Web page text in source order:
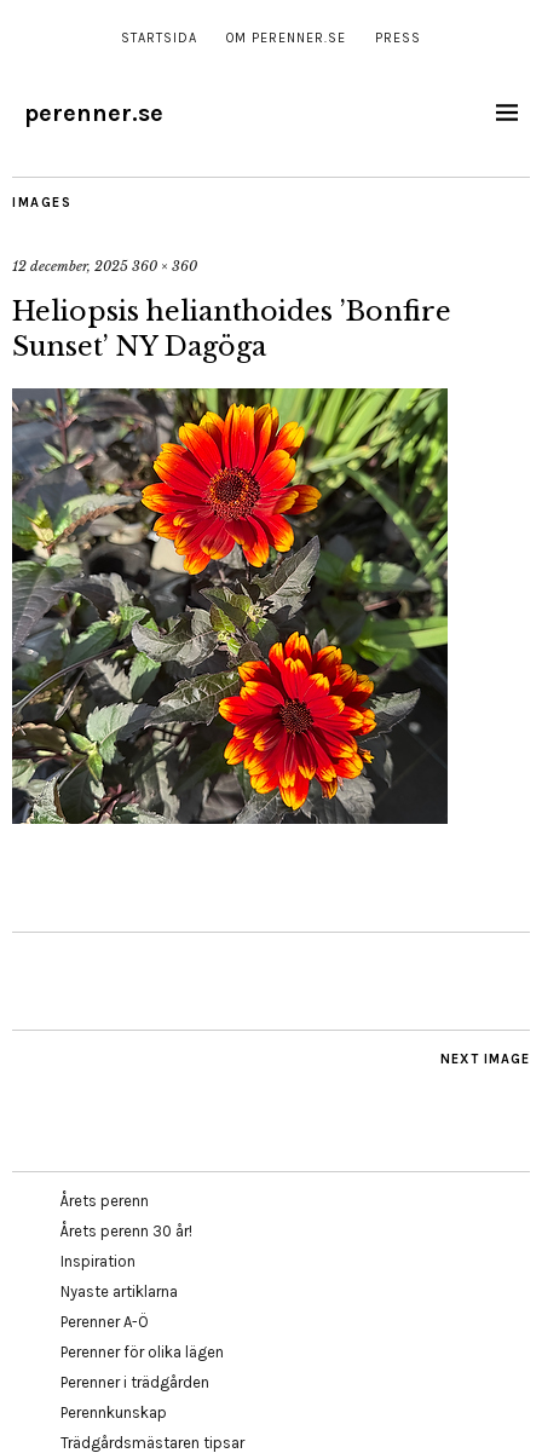
STARTSIDA OM PERENNER.SE PRESS
perenner.se
IMAGES
12 december, 2025 360 × 360
Heliopsis helianthoides ’Bonfire
Sunset’ NY Dagöga
NEXT IMAGE
Årets perenn
Årets perenn 30 år!
Inspiration
Nyaste artiklarna
Perenner A-Ö
Perenner för olika lägen
Perenner i trädgården
Perennkunskap
Trädgårdsmästaren tipsar